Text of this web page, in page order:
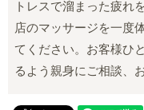
トレスで溜まった疲れ
店のマッサージを一度
てください。お客様ひ
るよう親身にご相談、